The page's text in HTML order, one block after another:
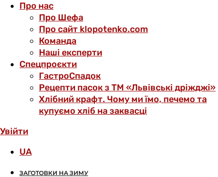
Про нас
Про Шефа
Про сайт klopotenko.com
Команда
Наші експерти
Спецпроєкти
ГастроСпадок
Рецепти пасок з ТМ «Львівські дріжджі»
Хлібний крафт. Чому ми їмо, печемо та
купуємо хліб на заквасці
Увійти
UA
ЗАГОТОВКИ НА ЗИМУ